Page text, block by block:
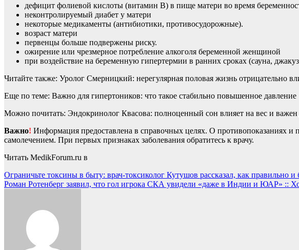
дефицит фолиевой кислоты (витамин B) в пище матери во время
неконтролируемый диабет у матери
некоторые медикаменты (антибиотики, противосудорожные).
возраст матери
первенцы больше подвержены риску.
ожирение или чрезмерное потребление алкоголя беременной женщиной
при воздействие на беременную гипертермии в ранних сроках (сауна,
Читайте также: Уролог Смерницкий: нерегулярная половая жизнь отрицательно
Еще по теме: Важно для гипертоников: что такое стабильно повышенное давление
Можно почитать: Эндокринолог Квасова: полноценный сон влияет на вес и
Важно! Информация предоставлена в справочных целях. О противопоказаниях и
самолечением. При первых признаках заболевания обратитесь к врачу.
Читать MedikForum.ru в
Навигация
по
Ограничьте токсины в быту: врач-токсиколог Кутушов рассказал, как правильно и
Роман Ротенберг заявил, что гол игрока СКА увидели «даже в Индии и ЮАР» ::